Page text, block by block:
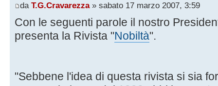
da T.G.Cravarezza» sabato 17 marzo 2007, 3:59
Con le seguenti parole il nostro
presenta la Rivista "Nobiltà".
"Sebbene l'idea di questa rivista si sia